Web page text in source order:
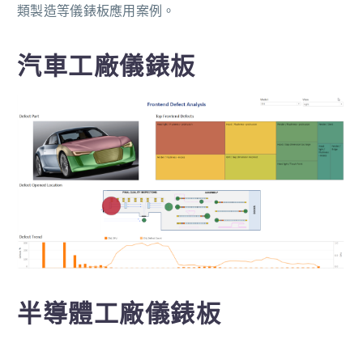
類製造等儀錶板應用案例。
汽車工廠儀錶板
半導體工廠儀錶板